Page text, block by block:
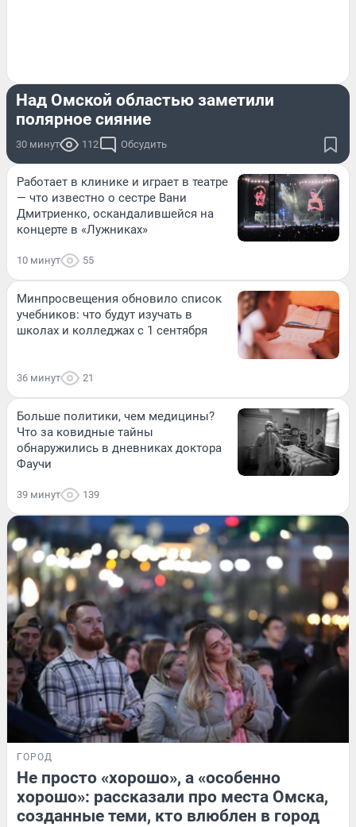
Над Омской областью заметили
полярное сияние
30 минут 112 Обсудить
Работает в клинике и играет в театре
— что известно о сестре Вани
Дмитриенко, оскандалившейся на
концерте в «Лужниках»
10 минут 55
Минпросвещения обновило список
учебников: что будут изучать в
школах и колледжах с 1 сентября
36 минут 21
Больше политики, чем медицины?
Что за ковидные тайны
обнаружились в дневниках доктора
Фаучи
39 минут 139
ГОРОД
Не просто «хорошо», а «особенно
хорошо»: рассказали про места Омска,
созданные теми, кто влюблен в город